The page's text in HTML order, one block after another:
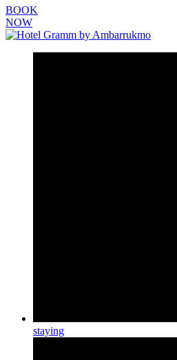
BOOK
NOW
staying